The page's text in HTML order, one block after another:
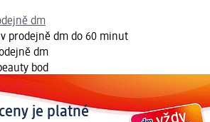
dm
prodejně dm do 60 minut
dm
bod
je platné